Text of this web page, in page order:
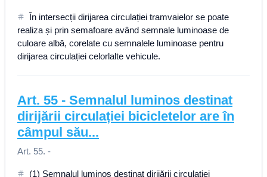
În intersecții dirijarea circulației tramvaielor se poate
realiza și prin semafoare având semnale luminoase de
culoare albă, corelate cu semnalele luminoase pentru
dirijarea circulației celorlalte vehicule.
Art. 55 - Semnalul luminos destinat
dirijării circulației bicicletelor are în
câmpul său...
Art. 55. -
(1) Semnalul luminos destinat dirijării circulației